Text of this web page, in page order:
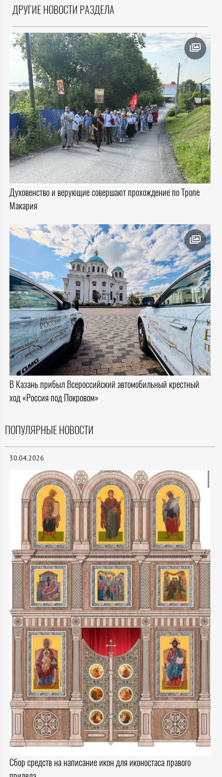
ДРУГИЕ НОВОСТИ РАЗДЕЛА
Духовенство и верующие совершают прохождение по Тропе
Макария
В Казань прибыл Всероссийский автомобильный крестный
ход «Россия под Покровом»
ПОПУЛЯРНЫЕ НОВОСТИ
30.04.2026
Сбор средств на написание икон для иконостаса правого